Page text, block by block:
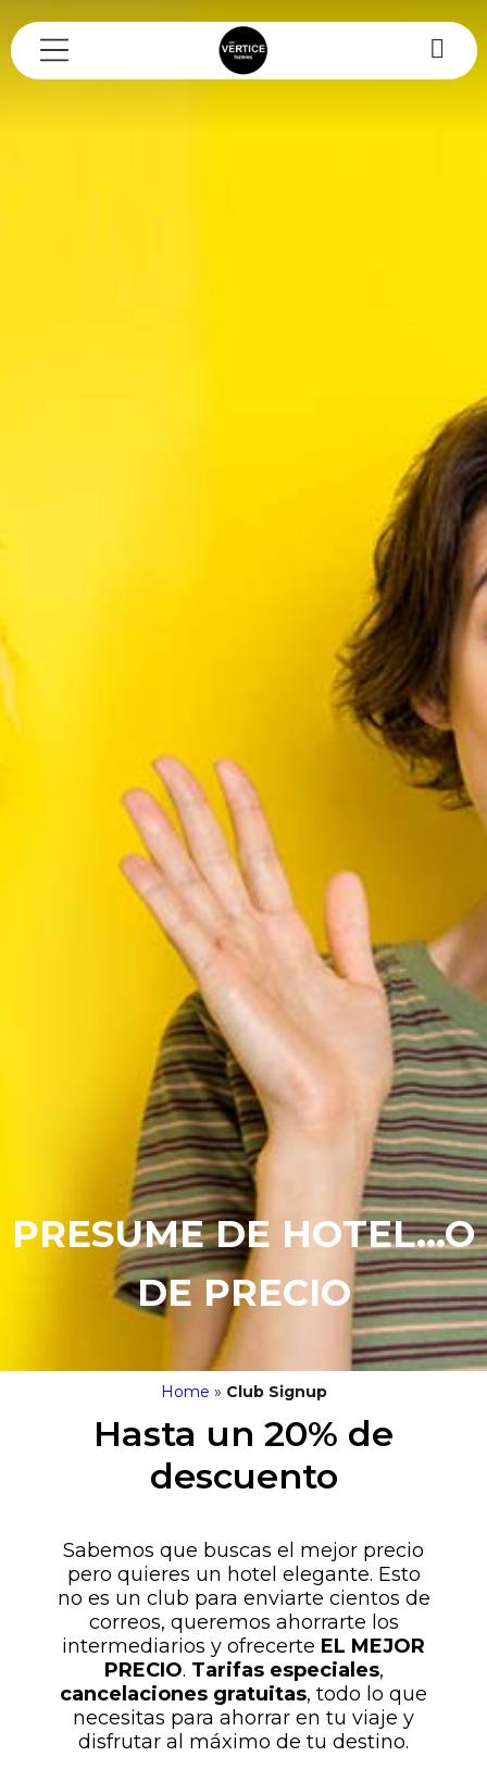
PRESUME DE HOTEL...O
DE PRECIO
Home » Club Signup
Hasta un 20% de
descuento
Sabemos que buscas el mejor precio
pero quieres un hotel elegante. Esto
no es un club para enviarte cientos de
correos, queremos ahorrarte los
intermediarios y ofrecerte EL MEJOR
PRECIO. Tarifas especiales,
cancelaciones gratuitas, todo lo que
necesitas para ahorrar en tu viaje y
disfrutar al máximo de tu destino.